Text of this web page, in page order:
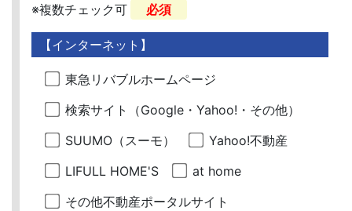
※複数チェック可
必須
【インターネット】
東急リバブルホームページ
検索サイト（Google・Yahoo!・その他）
SUUMO（スーモ）
Yahoo!不動産
LIFULL HOME'S
at home
その他不動産ポータルサイト